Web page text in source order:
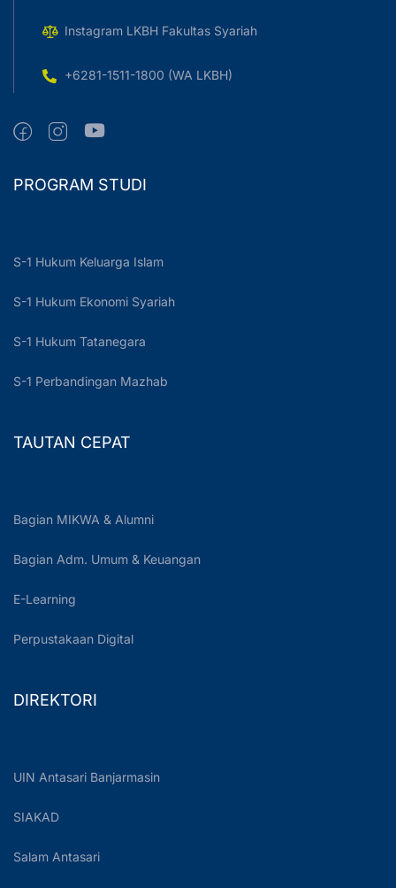
Instagram LKBH Fakultas Syariah
+6281-1511-1800 (WA LKBH)
PROGRAM STUDI
S-1 Hukum Keluarga Islam
S-1 Hukum Ekonomi Syariah
S-1 Hukum Tatanegara
S-1 Perbandingan Mazhab
TAUTAN CEPAT
Bagian MIKWA & Alumni
Bagian Adm. Umum & Keuangan
E-Learning
Perpustakaan Digital
DIREKTORI
UIN Antasari Banjarmasin
SIAKAD
Salam Antasari